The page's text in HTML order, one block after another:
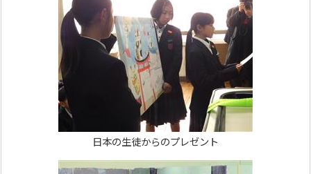
日本の生徒からのプレゼント